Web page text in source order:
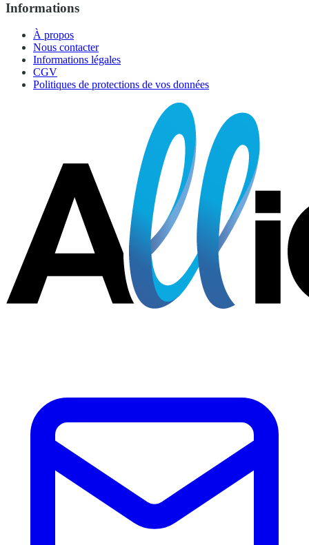
Informations
À propos
Nous contacter
Informations légales
CGV
Politiques de protections de vos données